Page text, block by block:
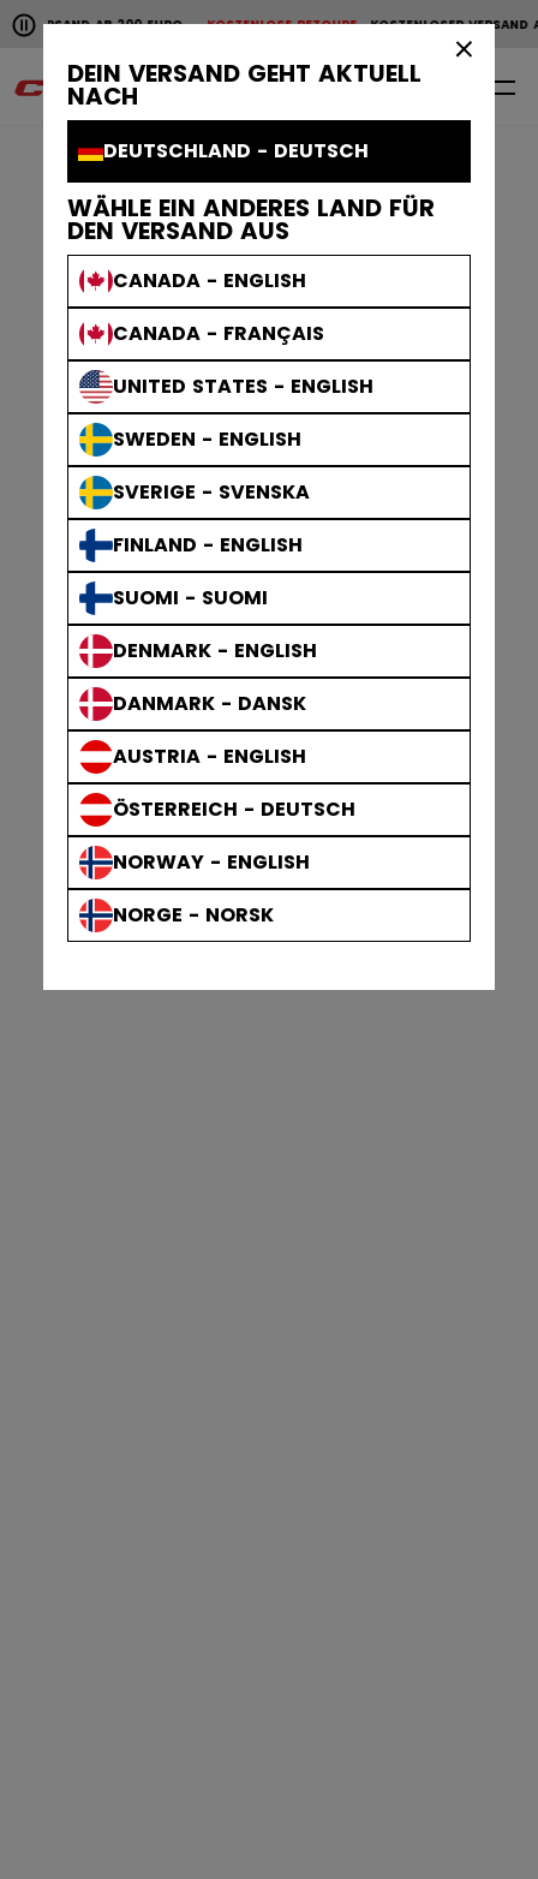
DEIN VERSAND GEHT AKTUELL
NACH
DEUTSCHLAND - DEUTSCH
WÄHLE EIN ANDERES LAND FÜR
DEN VERSAND AUS
CANADA - ENGLISH
CANADA - FRANÇAIS
UNITED STATES - ENGLISH
SWEDEN - ENGLISH
SVERIGE - SVENSKA
FINLAND - ENGLISH
SUOMI - SUOMI
DENMARK - ENGLISH
DANMARK - DANSK
AUSTRIA - ENGLISH
ÖSTERREICH - DEUTSCH
NORWAY - ENGLISH
NORGE - NORSK
Horizontale Bildlaufanimation anhalten.
200 EUROKOSTENLOSE RETOURE KOSTENLOSER VERSAND AB 200 EURO
KOSTENLOSER VERSAND AB 200 EURO KOSTENLOSE
0